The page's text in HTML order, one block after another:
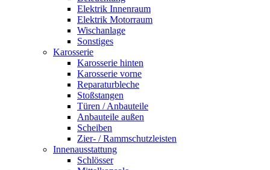
Elektrik Innenraum
Elektrik Motorraum
Wischanlage
Sonstiges
Karosserie
Karosserie hinten
Karosserie vorne
Reparaturbleche
Stoßstangen
Türen / Anbauteile
Anbauteile außen
Scheiben
Zier- / Rammschutzleisten
Innenausstattung
Schlösser